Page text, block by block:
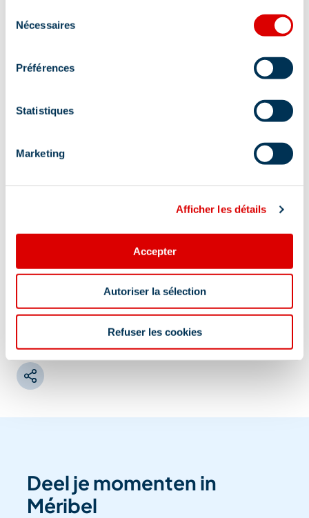
Nécessaires
Préférences
Statistiques
Marketing
Afficher les détails
Accepter
Autoriser la sélection
Refuser les cookies
Adres
face du mur d'escalade, 73550 Méribel
Informatie bijgewerkt op
12/01/2025.
Deel je momenten in
Méribel